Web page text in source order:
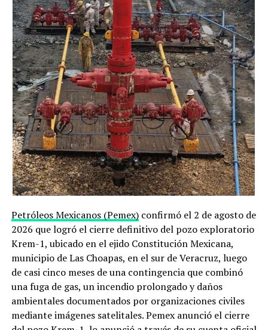
Petróleos Mexicanos (Pemex)confirmó el 2 de agosto de
2026 que logró el cierre definitivo del pozo exploratorio
Krem-1, ubicado en el ejido Constitución Mexicana,
municipio de Las Choapas, en el sur de Veracruz, luego
de casi cinco meses de una contingencia que combinó
una fuga de gas, un incendio prolongado y daños
ambientales documentados por organizaciones civiles
mediante imágenes satelitales. Pemex anunció el cierre